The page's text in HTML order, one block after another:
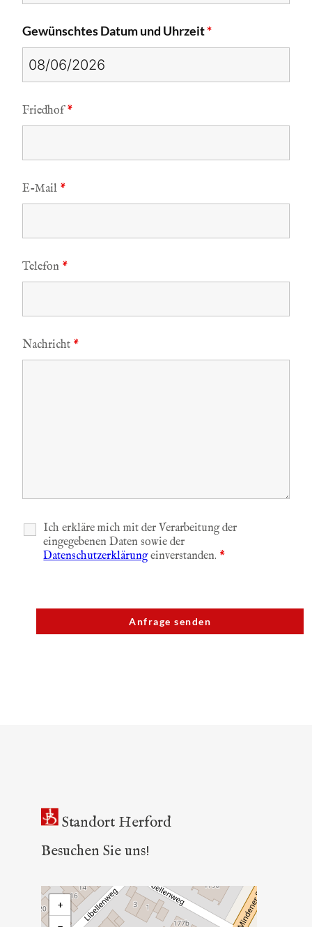
Gewünschtes Datum und Uhrzeit*
Friedhof*
E-Mail *
Telefon *
Nachricht *
Ich erkläre mich mit der Verarbeitung der
eingegebenen Daten sowie der
Datenschutzerklärungeinverstanden. *
Standort Herford
Besuchen Sie uns!
+